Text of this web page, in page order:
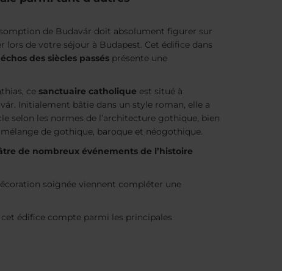
de Budavár doit absolument figurer sur
lors de votre séjour à Budapest. Cet édifice dans
échos des siècles passés présente une
ce sanctuaire catholique est situé à
Initialement bâtie dans un style roman, elle a
selon les normes de l’architecture gothique, bien
de gothique, baroque et néogothique.
de nombreux événements de l’histoire
soignée viennent compléter une
cet édifice compte parmi les principales